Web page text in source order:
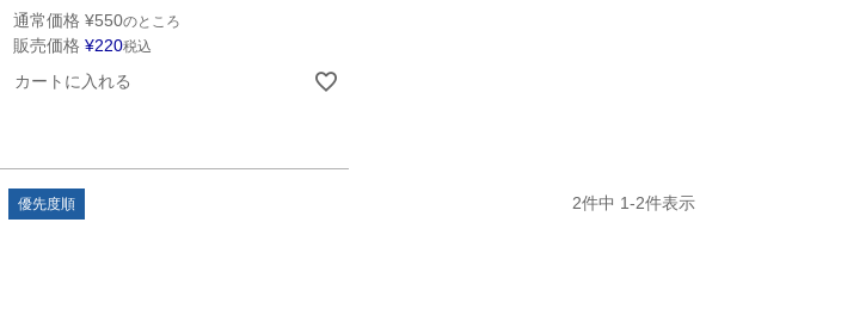
通常価格 ¥550のところ
販売価格 ¥220税込
カートに入れる
優先度順 2件中 1-2件表示